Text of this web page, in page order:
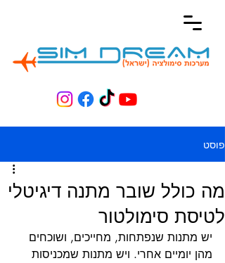
פוסט
מה כולל שובר מתנה דיגיטלי
לטיסת סימולטור
יש מתנות שנפתחות, מחייכים, ושוכחים
מהן יומיים אחרי. ויש מתנות שמכניסות